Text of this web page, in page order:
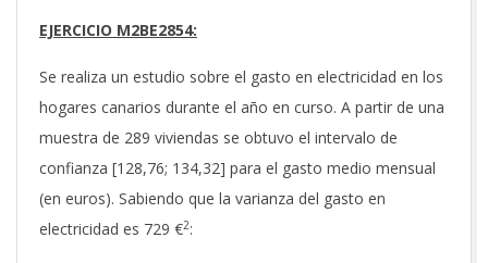
EJERCICIO M2BE2854:
Se realiza un estudio sobre el gasto en electricidad en los
hogares canarios durante el año en curso. A partir de una
muestra de 289 viviendas se obtuvo el intervalo de
confianza [128,76; 134,32] para el gasto medio mensual
(en euros). Sabiendo que la varianza del gasto en
electricidad es 729 €2: